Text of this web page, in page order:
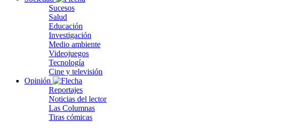
Sucesos
Salud
Educación
Investigación
Medio ambiente
Videojuegos
Tecnología
Cine y televisión
Opinión
Reportajes
Noticias del lector
Las Columnas
Tiras cómicas